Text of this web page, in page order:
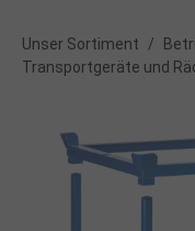
Unser Sortiment /
Transportgeräte und